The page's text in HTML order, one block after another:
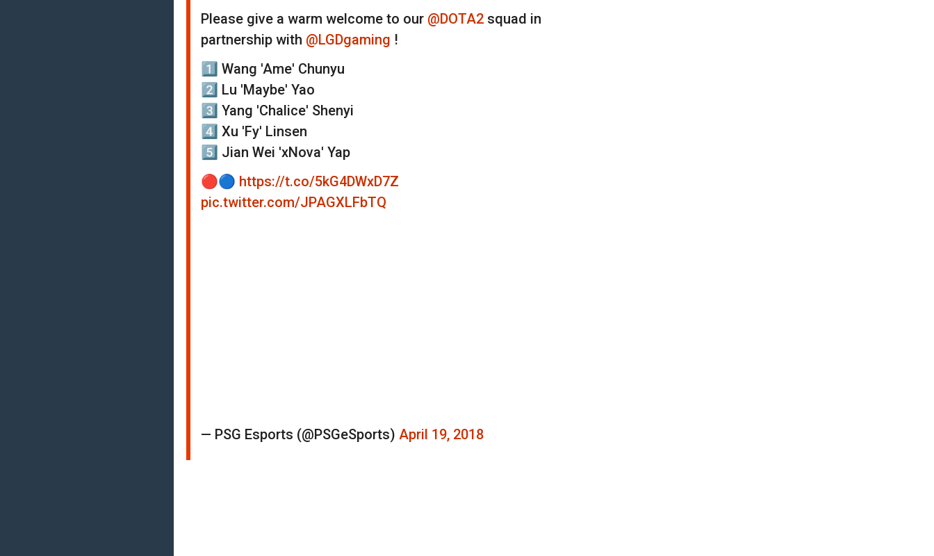
Please give a warm welcome to our @DOTA2 squad in
partnership with @LGDgaming !
1️⃣ Wang 'Ame' Chunyu
2️⃣ Lu 'Maybe' Yao
3️⃣ Yang 'Chalice' Shenyi
4️⃣ Xu 'Fy' Linsen
5️⃣ Jian Wei 'xNova' Yap
🔴🔵 https://t.co/5kG4DWxD7Z
pic.twitter.com/JPAGXLFbTQ
— PSG Esports (@PSGeSports) April 19, 2018